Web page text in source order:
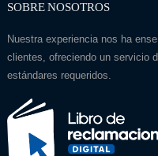
SOBRE NOSOTROS
Nuestra experiencia nos ha
clientes, ofreciendo un servicio
estándares requeridos.